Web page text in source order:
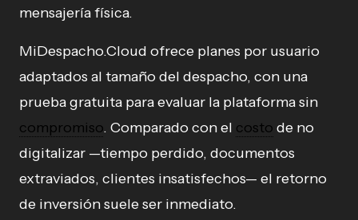
mensajería física.
MiDespacho.Cloud ofrece planes por usuario
adaptados al tamaño del despacho, con una
prueba gratuita para evaluar la plataforma sin
compromiso. Comparado con el costo de no
digitalizar —tiempo perdido, documentos
extraviados, clientes insatisfechos— el retorno
de inversión suele ser inmediato.